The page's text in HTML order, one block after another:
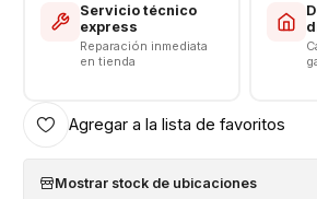
Servicio técnico
express
Reparación inmediata
en tienda
Agregar a la lista de favoritos
Mostrar stock de ubicaciones